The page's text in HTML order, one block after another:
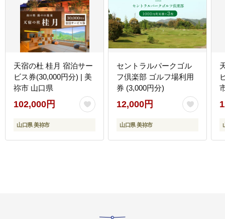
天宿の杜 桂月 宿泊サー
ビス券(30,000円分) | 美
祢市 山口県
102,000円
山口県 美祢市
セントラルパークゴル
フ倶楽部 ゴルフ場利用
券 (3,000円分)
12,000円
山口県 美祢市